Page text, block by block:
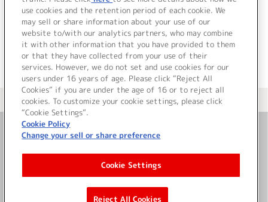
VIEW MORE
＜ カタログサイト トップページへ
お問い合わせ
サイト利用について
use cookies and the retention period of each cookie. We
may sell or share information about your use of our
website to/with our analytics partners, who may combine
it with other information that you have provided to them
or that they have collected from your use of their
services. However, we do not set and use cookies for our
users under 16 years of age. Please click “Reject All
Cookies” if you are under the age of 16 or to reject all
cookies. To customize your cookie settings, please click
“Cookie Settings”.
Cookie Policy
Change your sell or share preference
Cookie Settings
Reject All Cookies